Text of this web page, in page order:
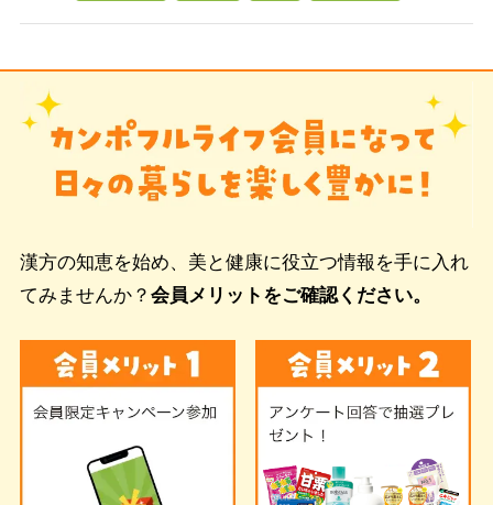
漢方の知恵を始め、美と健康に役立つ情報を手に入れ
てみませんか？ 会員メリットをご確認ください。